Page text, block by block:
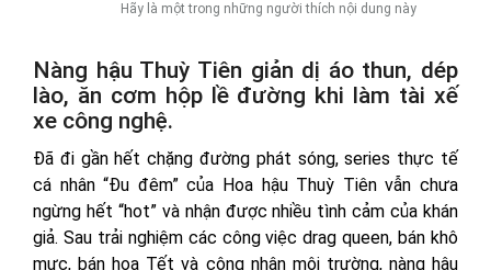
Hãy là một trong những người thích nội dung này
Nàng hậu Thuỳ Tiên giản dị áo thun, dép
lào, ăn cơm hộp lề đường khi làm tài xế
xe công nghệ.
Đã đi gần hết chặng đường phát sóng, series thực tế
cá nhân “Đu đêm” của Hoa hậu Thuỳ Tiên vẫn chưa
ngừng hết “hot” và nhận được nhiều tình cảm của khán
giả. Sau trải nghiệm các công việc drag queen, bán khô
mực, bán hoa Tết và công nhân môi trường, nàng hậu